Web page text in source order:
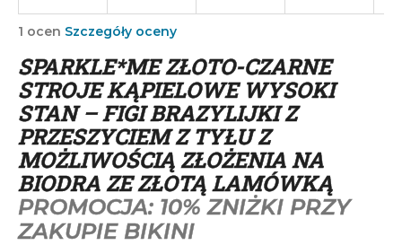
Średnia
produktu
wynosi
5,0
na
5
gwiazdek.
1 ocen Szczegóły oceny
SPARKLE*ME ZŁOTO-CZARNE
STROJE KĄPIELOWE WYSOKI
STAN – FIGI BRAZYLIJKI Z
PRZESZYCIEM Z TYŁU Z
MOŻLIWOŚCIĄ ZŁOŻENIA NA
BIODRA ZE ZŁOTĄ LAMÓWKĄ
PROMOCJA: 10% ZNIŻKI PRZY
ZAKUPIE BIKINI
a
m
y